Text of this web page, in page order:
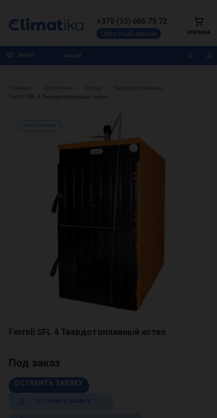
+375 (33) 666 79 72
Обратный звонок КОРЗИНА
МЕНЮ АКЦИИ
Главная Отопление Котлы
Твердотопливные
Ferroli SFL 4 Твердотопливный котел
ПОПУЛЯРНЫЙ
Ferroli SFL 4 Твердотопливный котел
Под заказ
ОСТАВИТЬ ЗАЯВКУ